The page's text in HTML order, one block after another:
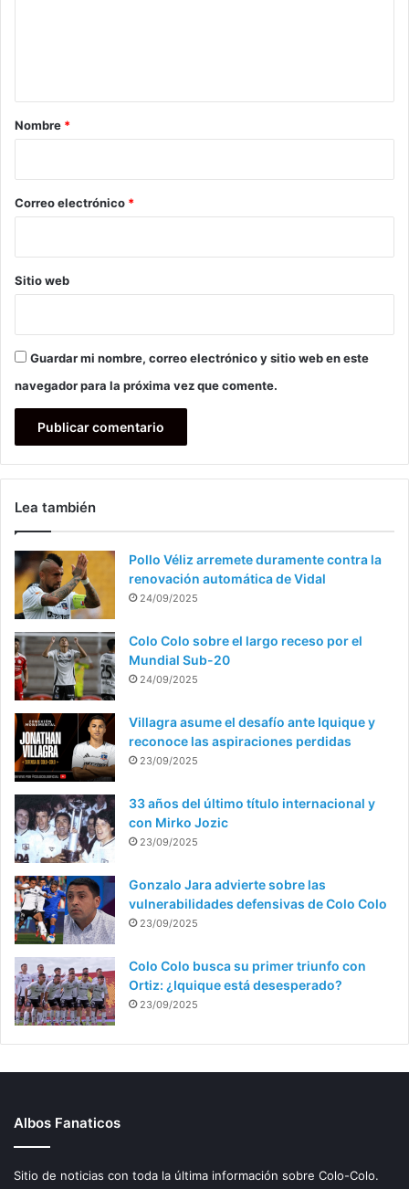
r
*
Nombre *
Correo electrónico *
Sitio web
Guardar mi nombre, correo electrónico y sitio web en este
navegador para la próxima vez que comente.
Lea también
Pollo Véliz arremete duramente contra la
renovación automática de Vidal
24/09/2025
Colo Colo sobre el largo receso por el
Mundial Sub-20
24/09/2025
Villagra asume el desafío ante Iquique y
reconoce las aspiraciones perdidas
23/09/2025
33 años del último título internacional y
con Mirko Jozic
23/09/2025
Gonzalo Jara advierte sobre las
vulnerabilidades defensivas de Colo Colo
23/09/2025
Colo Colo busca su primer triunfo con
Ortiz: ¿Iquique está desesperado?
23/09/2025
Albos Fanaticos
Sitio de noticias con toda la última información sobre Colo-Colo.